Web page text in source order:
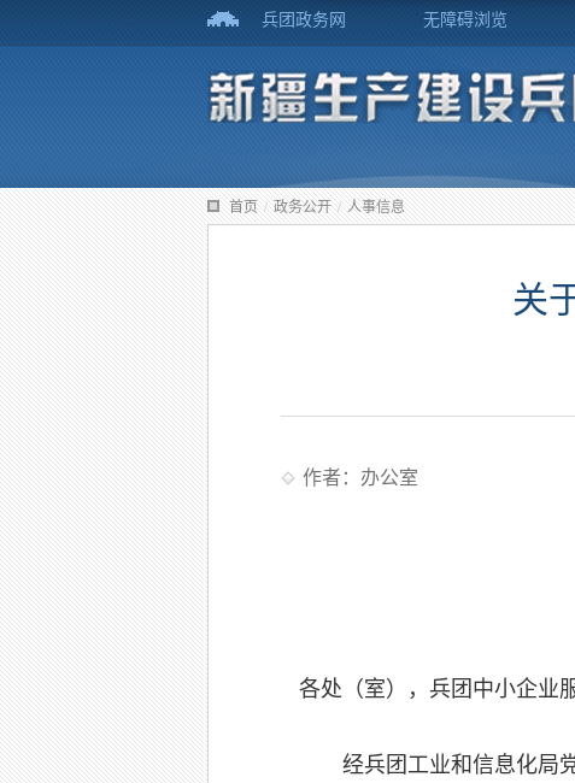
兵团政务网 无障碍浏览
首页 / 政务公开 / 人事信息
关
作者：办公室
各处（室），兵团中小企业
经兵团工业和信息化局